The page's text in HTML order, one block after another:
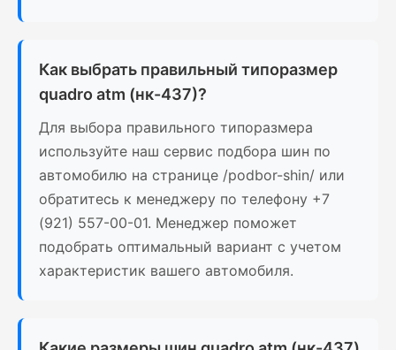
Как выбрать правильный типоразмер
quadro atm (нк-437)?
Для выбора правильного типоразмера
используйте наш сервис подбора шин по
автомобилю на странице /podbor-shin/ или
обратитесь к менеджеру по телефону +7
(921) 557-00-01. Менеджер поможет
подобрать оптимальный вариант с учетом
характеристик вашего автомобиля.